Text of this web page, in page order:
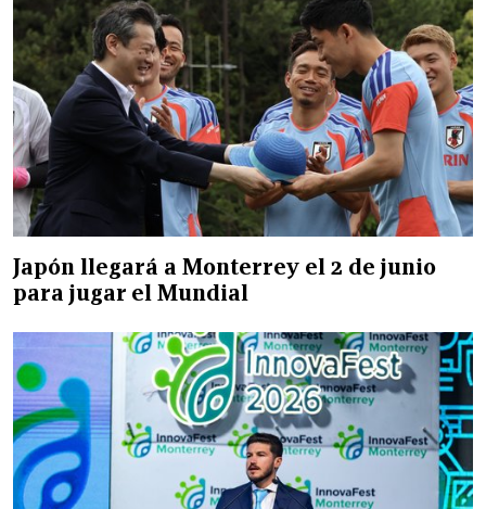
Japón llegará a Monterrey el 2 de junio
para jugar el Mundial